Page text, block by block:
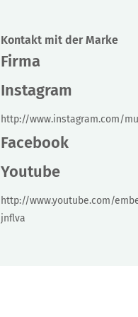
Kontakt mit der Marke
Firma
Instagram
http://www.instagram.com/
Facebook
Youtube
http://www.youtube.com/
jnflva